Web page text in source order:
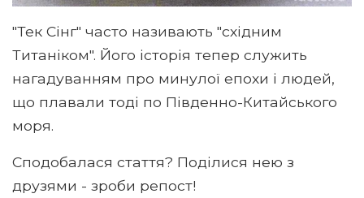
"Тек Сінг" часто називають "східним
Титаніком". Його історія тепер служить
нагадуванням про минулої епохи і людей,
що плавали тоді по Південно-Китайського
моря.
Сподобалася стаття? Поділися нею з
друзями - зроби репост!